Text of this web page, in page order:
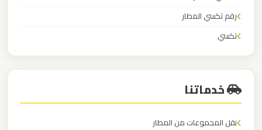
رقم تكسي المطار
تكسي
تكسي اجره
خدماتنا
نقل المجموعات من المطار
ليموزين
مطار
القاهرة
الدولي
ليموزين